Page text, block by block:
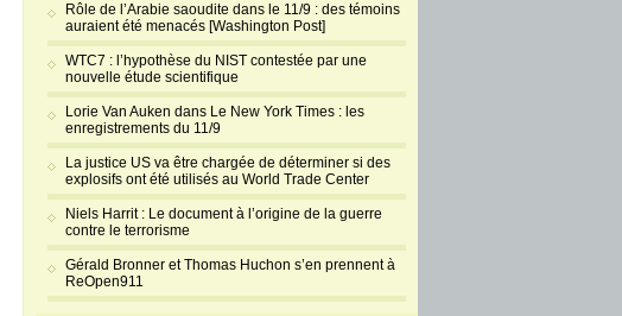
Rôle de l’Arabie saoudite dans le 11/9 : des témoins
auraient été menacés [Washington Post]
WTC7 : l’hypothèse du NIST contestée par une
nouvelle étude scientifique
Lorie Van Auken dans Le New York Times : les
enregistrements du 11/9
La justice US va être chargée de déterminer si des
explosifs ont été utilisés au World Trade Center
Niels Harrit : Le document à l’origine de la guerre
contre le terrorisme
Gérald Bronner et Thomas Huchon s’en prennent à
ReOpen911